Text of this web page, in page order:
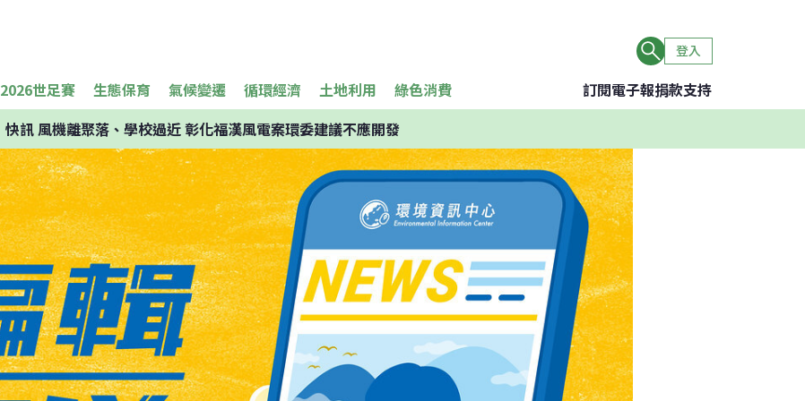
登入
2026世足賽 生態保育 氣候變遷 循環經濟 土地利用 綠色消費 訂閱電子報捐款支持
快訊風機離聚落、學校過近 彰化福漢風電案環委建議不應開發